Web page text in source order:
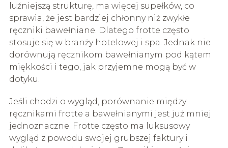
luźniejszą strukturę, ma więcej supełków, co
sprawia, że jest bardziej chłonny niż zwykłe
ręczniki bawełniane. Dlatego frotte często
stosuje się w branży hotelowej i spa. Jednak nie
dorównują ręcznikom bawełnianym pod kątem
miękkości i tego, jak przyjemne mogą być w
dotyku.
Jeśli chodzi o wygląd, porównanie między
ręcznikami frotte a bawełnianymi jest już mniej
jednoznaczne. Frotte często ma luksusowy
wygląd z powodu swojej grubszej faktury i